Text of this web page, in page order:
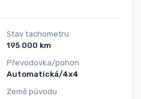
Stav tachometru
195 000 km
Převodovka/pohon
Automatická/4x4
Země původu